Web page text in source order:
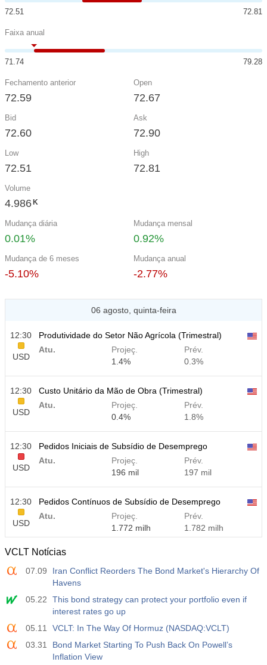
72.51 72.81
Faixa anual
71.74 79.28
Fechamento anterior
72.59
Open
72.67
Bid
72.60
Ask
72.90
Low
72.51
High
72.81
Volume
4.986 K
Mudança diária
0.01%
Mudança mensal
0.92%
Mudança de 6 meses
-5.10%
Mudança anual
-2.77%
06 agosto, quinta-feira
12:30
USD
Produtividade do Setor Não Agrícola (Trimestral)
Atu.
Projeç.
1.4%
Prév.
0.3%
12:30
USD
Custo Unitário da Mão de Obra (Trimestral)
Atu.
Projeç.
0.4%
Prév.
1.8%
12:30
USD
Pedidos Iniciais de Subsídio de Desemprego
Atu.
Projeç.
196 mil
Prév.
197 mil
12:30
USD
Pedidos Contínuos de Subsídio de Desemprego
Atu.
Projeç.
1.772 milh
Prév.
1.782 milh
VCLT Notícias
07.09
Iran Conflict Reorders The Bond Market's Hierarchy Of
Havens
05.22
This bond strategy can protect your portfolio even if
interest rates go up
05.11
VCLT: In The Way Of Hormuz (NASDAQ:VCLT)
03.31
Bond Market Starting To Push Back On Powell’s
Inflation View